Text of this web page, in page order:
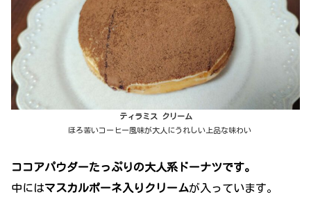
ティラミス クリーム
ほろ苦いコーヒー風味が大人にうれしい上品な味わい
ココアパウダーたっぷりの大人系ドーナツです。
中にはマスカルポーネ入りクリームが入っています。